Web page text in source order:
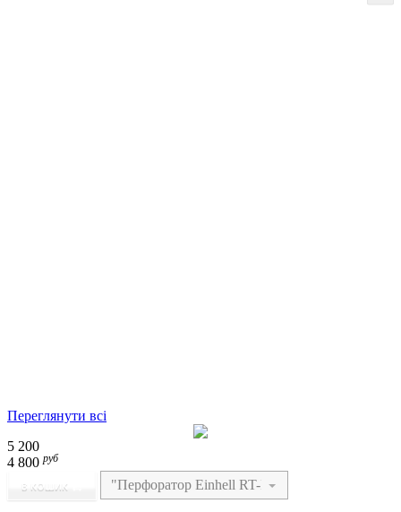
Переглянути всі
5 200
4 800 руб
В КОШИК